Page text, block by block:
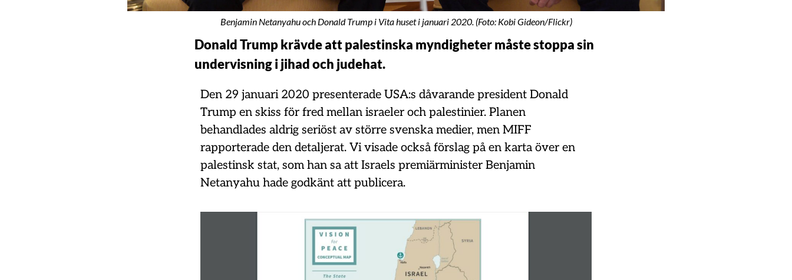
Benjamin Netanyahu och Donald Trump i Vita huset i januari 2020. (Foto: Kobi Gideon/Flickr)
Donald Trump krävde att palestinska myndigheter måste stoppa sin
undervisning i jihad och judehat.
Den 29 januari 2020 presenterade USA:s dåvarande president Donald
Trump en skiss för fred mellan israeler och palestinier. Planen
behandlades aldrig seriöst av större svenska medier, men MIFF
rapporterade den detaljerat. Vi visade också förslag på en karta över en
palestinsk stat, som han sa att Israels premiärminister Benjamin
Netanyahu hade godkänt att publicera.